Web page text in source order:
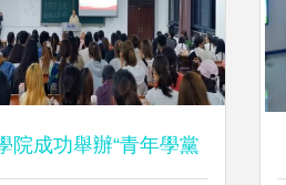
院成功舉辦“青年學黨